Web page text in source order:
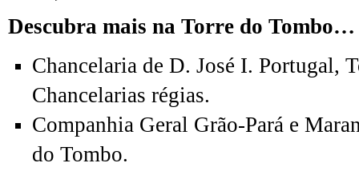
Descubra mais na Torre do Tombo…
Chancelaria de D. José I. Portugal,
Chancelarias régias.
Companhia Geral Grão-Pará e
do Tombo.